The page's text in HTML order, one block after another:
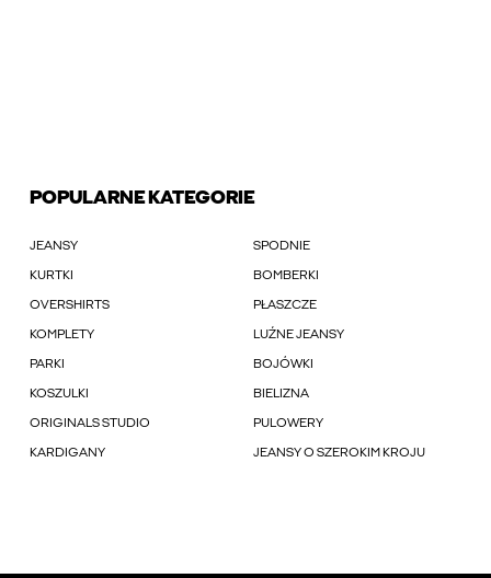
POPULARNE KATEGORIE
JEANSY SPODNIE
KURTKI BOMBERKI
OVERSHIRTS PŁASZCZE
KOMPLETY LUŹNE JEANSY
PARKI BOJÓWKI
KOSZULKI BIELIZNA
ORIGINALS STUDIO PULOWERY
KARDIGANY JEANSY O SZEROKIM KROJU